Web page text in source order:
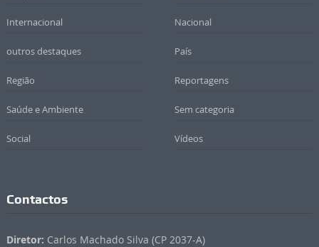
Internacional Nacional
outros destaques País
Região Reportagens
Saúde e Ambiente Sem categoria
Social Vídeos
Contactos
Diretor: Carlos Machado Silva (CP 2037-A)